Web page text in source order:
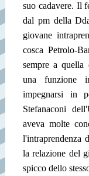
suo cadavere. Il
dal pm della
giovane
cosca Petrolo-
sempre a quella
una funzione
impegnarsi in
Stefanaconi
aveva molte
l'intraprendenza
la relazione del
spicco dello